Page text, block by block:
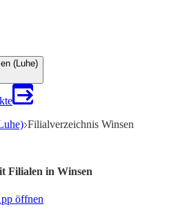
(Luhe)
Filialverzeichnis Winsen
Filialen in Winsen
öffnen